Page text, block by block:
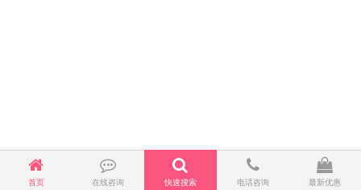
首页 在线咨询 快速搜索 电话咨询 最新优惠